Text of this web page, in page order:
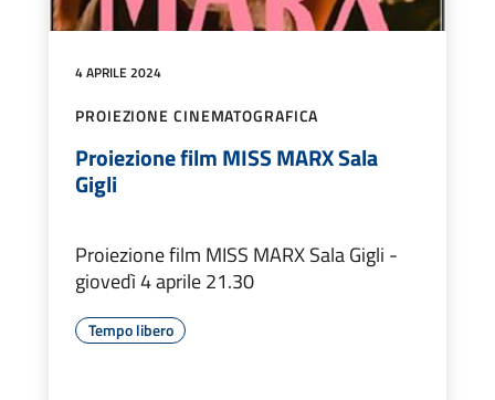
4 APRILE 2024
PROIEZIONE CINEMATOGRAFICA
Proiezione film MISS MARX Sala
Gigli
Proiezione film MISS MARX Sala Gigli -
giovedì 4 aprile 21.30
Tempo libero